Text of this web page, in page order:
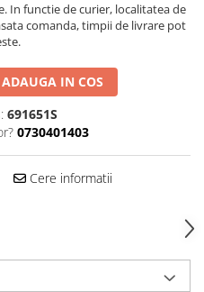
In functie de curier, localitatea de
comanda, timpii de livrare pot
ADAUGA IN COS
691651S
0730401403
Cere informatii